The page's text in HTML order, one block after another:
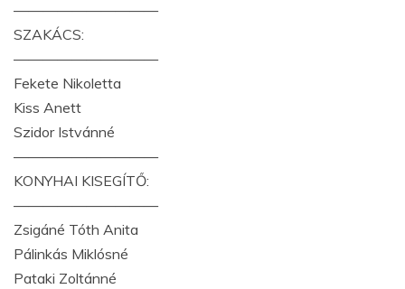
——————————
SZAKÁCS:
——————————
Fekete Nikoletta
Kiss Anett
Szidor Istvánné
——————————
KONYHAI KISEGÍTŐ:
——————————
Zsigáné Tóth Anita
Pálinkás Miklósné
Pataki Zoltánné